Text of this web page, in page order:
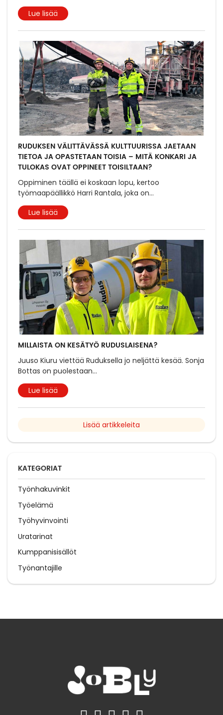
Lue lisää
RUDUKSEN VÄLITTÄVÄSSÄ KULTTUURISSA JAETAAN
TIETOA JA OPASTETAAN TOISIA – MITÄ KONKARI JA
TULOKAS OVAT OPPINEET TOISILTAAN?
Oppiminen täällä ei koskaan lopu, kertoo
työmaapäällikkö Harri Rantala, joka on...
Lue lisää
MILLAISTA ON KESÄTYÖ RUDUSLAISENA?
Juuso Kiuru viettää Ruduksella jo neljättä kesää. Sonja
Bottas on puolestaan...
Lue lisää
Lisää artikkeleita
KATEGORIAT
Työnhakuvinkit
Työelämä
Työhyvinvointi
Uratarinat
Kumppanisisällöt
Työnantajille